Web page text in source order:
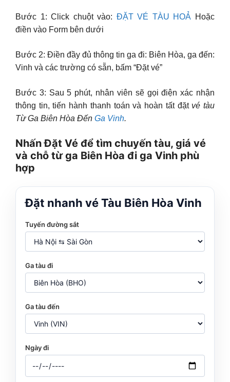
Bước 1: Click chuột vào: ĐẶT VÉ TÀU HOẢ Hoặc
điền vào Form bên dưới
Bước 2: Điền đầy đủ thông tin ga đi: Biên Hòa, ga đến:
Vinh và các trường có sẵn, bấm “Đặt vé”
Bước 3: Sau 5 phút, nhân viên sẽ gọi điện xác nhận
thông tin, tiến hành thanh toán và hoàn tất đặt vé tàu
Từ Ga Biên Hòa Đến Ga Vinh.
Nhấn Đặt Vé để tìm chuyến tàu, giá vé
và chỗ từ ga Biên Hòa đi ga Vinh phù
hợp
Đặt nhanh vé Tàu Biên Hòa Vinh
Tuyến đường sắt
Ga tàu đi
Ga tàu đến
Ngày đi